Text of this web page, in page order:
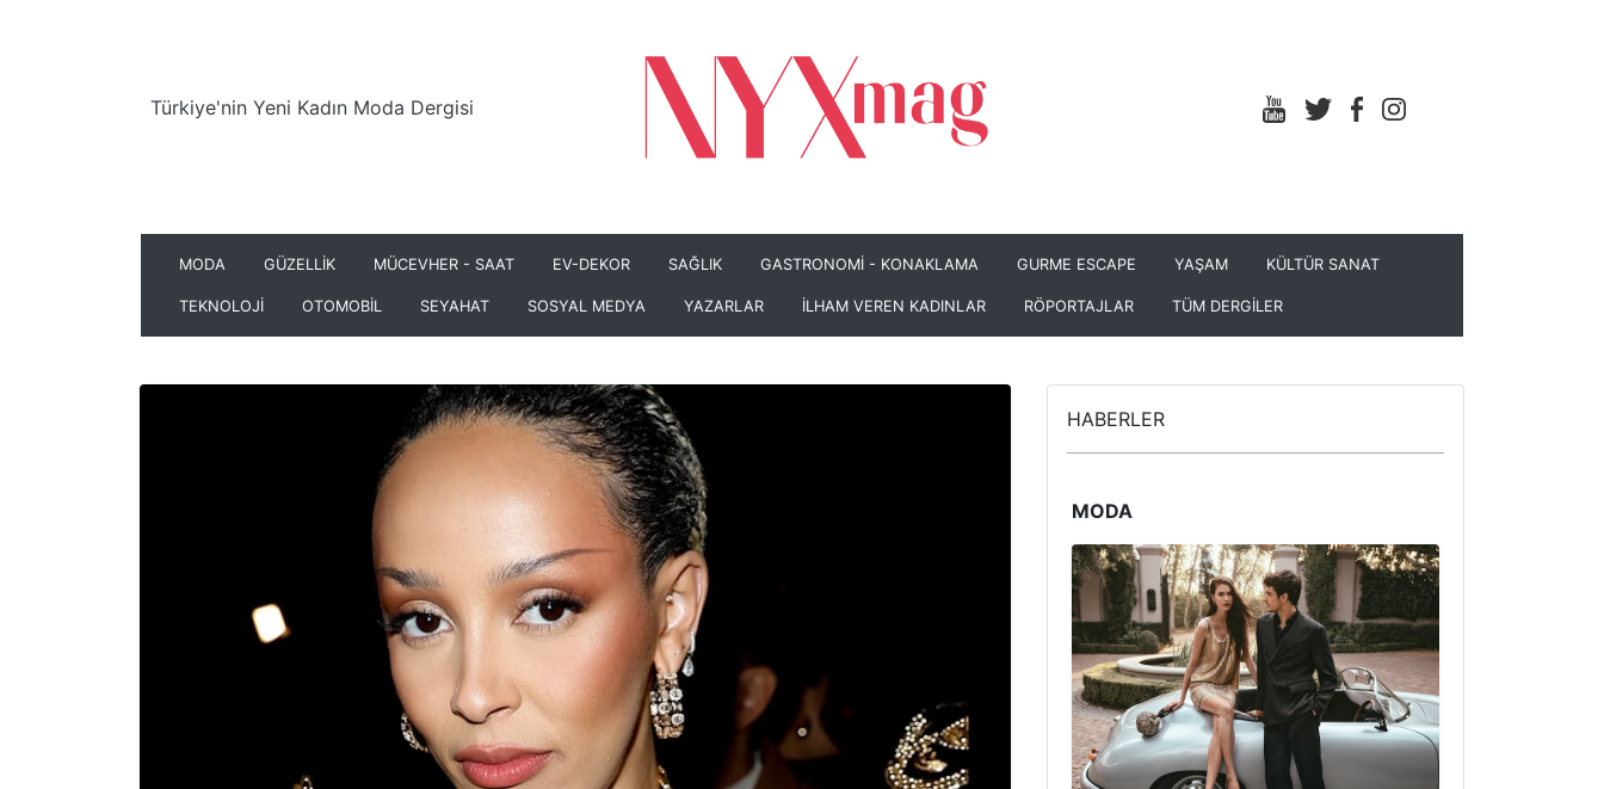
Türkiye'nin Yeni Kadın Moda Dergisi
MODA GÜZELLİK MÜCEVHER - SAAT EV-DEKOR SAĞLIK GASTRONOMİ - KONAKLAMA GURME ESCAPE YAŞAM KÜLTÜR SANAT
TEKNOLOJİ OTOMOBİL SEYAHAT SOSYAL MEDYA YAZARLAR İLHAM VEREN KADINLAR RÖPORTAJLAR TÜM DERGİLER
HABERLER
MODA